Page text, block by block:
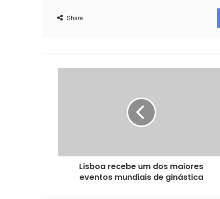
Share
Lisboa recebe um dos maiores
eventos mundiais de ginástica